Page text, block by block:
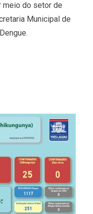
meio do setor de
Municipal de